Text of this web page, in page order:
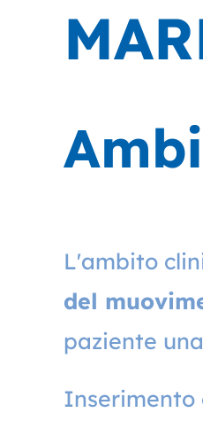
L'ambito
del
paziente
Inserimento